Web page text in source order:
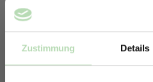
Zustimmung Details